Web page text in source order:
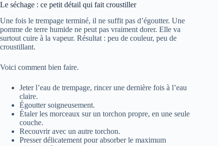
Le séchage : ce petit détail qui fait croustiller
Une fois le trempage terminé, il ne suffit pas d’égoutter. Une
pomme de terre humide ne peut pas vraiment dorer. Elle va
surtout cuire à la vapeur. Résultat : peu de couleur, peu de
croustillant.
Voici comment bien faire.
Jeter l’eau de trempage, rincer une dernière fois à l’eau
claire.
Égoutter soigneusement.
Étaler les morceaux sur un torchon propre, en une seule
couche.
Recouvrir avec un autre torchon.
Presser délicatement pour absorber le maximum